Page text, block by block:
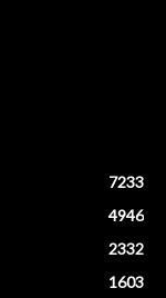
7233
4946
2332
1603